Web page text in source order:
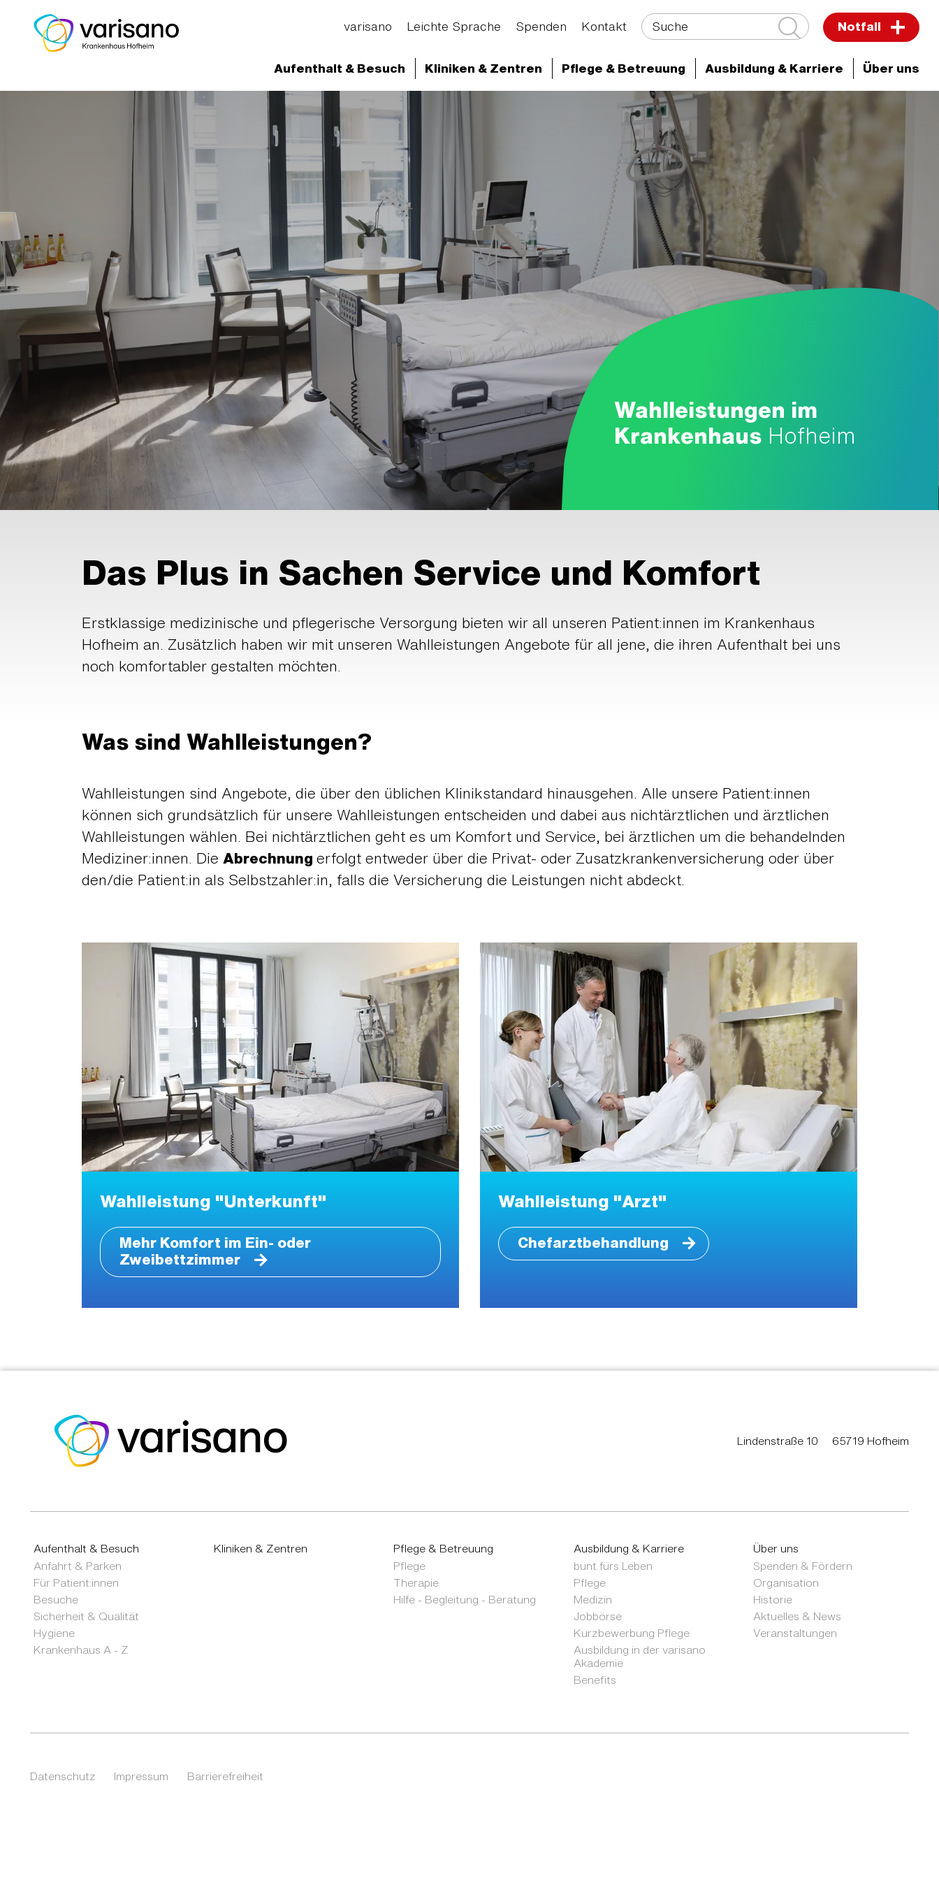
varisano Leichte Sprache Spenden Kontakt Suche Notfall
Aufenthalt & Besuch Kliniken & Zentren Pflege & Betreuung Ausbildung & Karriere Über uns
Home Medizinische Experten und Abteilungen Aufenthalt & Besuch Für Patient:innen Wahlleistungen
Wahlleistungen im
Krankenhaus Hofheim
Das Plus in Sachen Service und Komfort
Erstklassige medizinische und pflegerische Versorgung bieten wir all unseren Patient:innen im Krankenhaus
Hofheim an. Zusätzlich haben wir mit unseren Wahlleistungen Angebote für all jene, die ihren Aufenthalt bei uns
noch komfortabler gestalten möchten.
Was sind Wahlleistungen?
Wahlleistungen sind Angebote, die über den üblichen Klinikstandard hinausgehen. Alle unsere Patient:innen
können sich grundsätzlich für unsere Wahlleistungen entscheiden und dabei aus nichtärztlichen und ärztlichen
Wahlleistungen wählen. Bei nichtärztlichen geht es um Komfort und Service, bei ärztlichen um die behandelnden
Mediziner:innen. Die Abrechnung erfolgt entweder über die Privat- oder Zusatzkrankenversicherung oder über
den/die Patient:in als Selbstzahler:in, falls die Versicherung die Leistungen nicht abdeckt.
Wahlleistung "Unterkunft"
Mehr Komfort im Ein- oder
Zweibettzimmer
Wahlleistung "Arzt"
Chefarztbehandlung
Lindenstraße 10 65719 Hofheim
Aufenthalt & Besuch
Anfahrt & Parken
Für Patient:innen
Besuche
Sicherheit & Qualität
Hygiene
Krankenhaus A - Z
Kliniken & Zentren
Pflege & Betreuung
Pflege
Therapie
Hilfe - Begleitung - Beratung
Ausbildung & Karriere
bunt fürs Leben
Pflege
Medizin
Jobbörse
Kurzbewerbung Pflege
Ausbildung in der varisano
Akademie
Benefits
Über uns
Spenden & Fördern
Organisation
Historie
Aktuelles & News
Veranstaltungen
Datenschutz Impressum Barrierefreiheit